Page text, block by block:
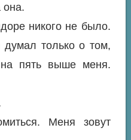
она.
никого не было.
только о том,
на пять выше меня.
Меня зовут